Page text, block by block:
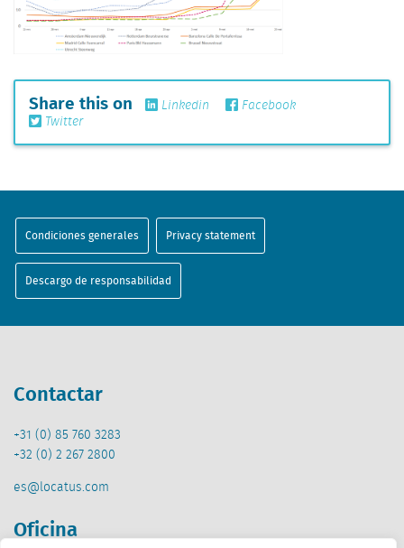
Share this on Linkedin
Facebook
Twitter
Condiciones generales Privacy statement
Descargo de responsabilidad
Contactar
+31 (0) 85 760 3283
+32 (0) 2 267 2800
es@locatus.com
Oficina